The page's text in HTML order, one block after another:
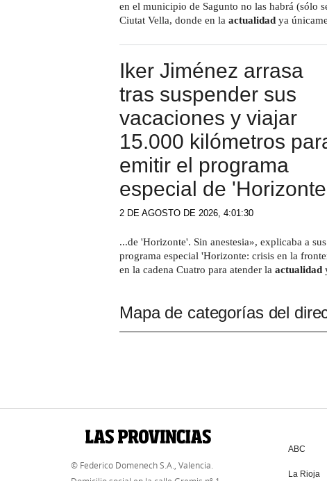
en el municipio de Sagunto no las habrá (sólo
Ciutat Vella, donde en la actualidad ya
Iker Jiménez arrasa
tras suspender sus
vacaciones y viajar
15.000 kilómetros
emitir el programa
especial de
2 DE AGOSTO DE 2026, 4:01:30
...de 'Horizonte'. Sin anestesia», explicaba a
programa especial 'Horizonte: crisis en la
en la cadena Cuatro para atender la actualidad
Mapa de categorías del
© Federico Domenech S.A., Valencia.
ABC
La Rioja